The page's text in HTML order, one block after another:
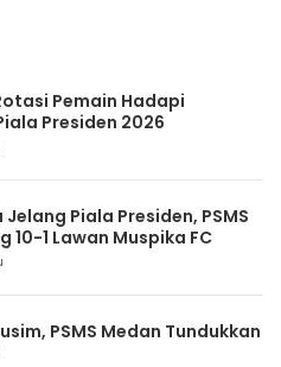
Pemain Hadapi
Presiden 2026
Piala Presiden, PSMS
10-1 Lawan Muspika FC
PSMS Medan Tundukkan